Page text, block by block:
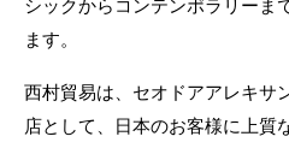
シックからコンテンポラリーま
ます。
西村貿易は、セオドアアレキサ
店として、日本のお客様に上質